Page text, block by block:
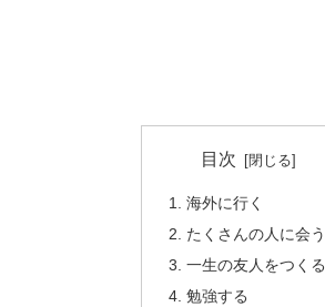
目次
海外に行く
たくさんの人に会う
一生の友人をつくる
勉強する